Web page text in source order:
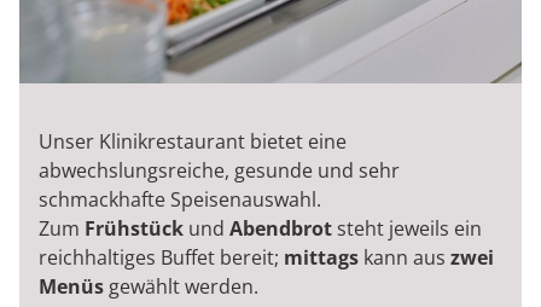
Unser Klinikrestaurant bietet eine
abwechslungsreiche, gesunde und sehr
schmackhafte Speisenauswahl.
Zum Frühstück und Abendbrotsteht jeweils ein
reichhaltiges Buffet bereit; mittags kann aus zwei
Menüs gewählt werden.